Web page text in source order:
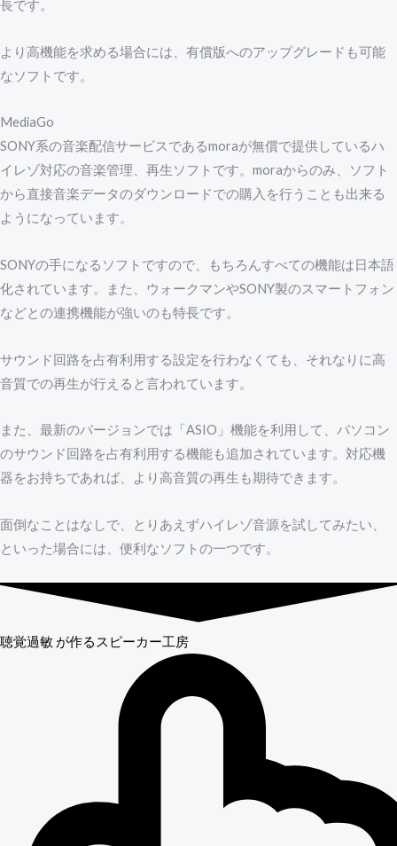
長です。
より高機能を求める場合には、有償版へのアップグレードも可能
なソフトです。
MediaGo
SONY系の音楽配信サービスであるmoraが無償で提供しているハ
イレゾ対応の音楽管理、再生ソフトです。moraからのみ、ソフト
から直接音楽データのダウンロードでの購入を行うことも出来る
ようになっています。
SONYの手になるソフトですので、もちろんすべての機能は日本語
化されています。また、ウォークマンやSONY製のスマートフォン
などとの連携機能が強いのも特長です。
サウンド回路を占有利用する設定を行わなくても、それなりに高
音質での再生が行えると言われています。
また、最新のバージョンでは「ASIO」機能を利用して、パソコン
のサウンド回路を占有利用する機能も追加されています。対応機
器をお持ちであれば、より高音質の再生も期待できます。
面倒なことはなしで、とりあえずハイレゾ音源を試してみたい、
といった場合には、便利なソフトの一つです。
聴覚過敏 が作るスピーカー工房